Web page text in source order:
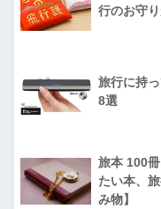
行のお守
旅行に持
8選
旅本 100
たい本、
み物】